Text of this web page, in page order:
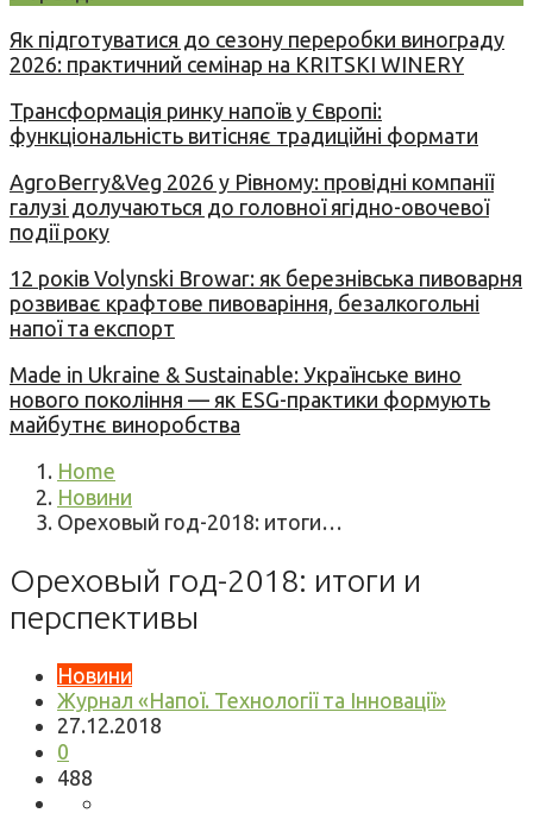
Як підготуватися до сезону переробки винограду
2026: практичний семінар на KRITSKI WINERY
Трансформація ринку напоїв у Європі:
функціональність витісняє традиційні формати
AgroBerry&Veg 2026 у Рівному: провідні компанії
галузі долучаються до головної ягідно-овочевої
події року
12 років Volynski Browar: як березнівська пивоварня
розвиває крафтове пивоваріння, безалкогольні
напої та експорт
Made in Ukraine & Sustainable: Українське вино
нового покоління — як ESG-практики формують
майбутнє виноробства
Home
Новини
Ореховый год-2018: итоги…
Ореховый год-2018: итоги и
перспективы
Новини
Журнал «Напої. Технології та Інновації»
27.12.2018
0
488